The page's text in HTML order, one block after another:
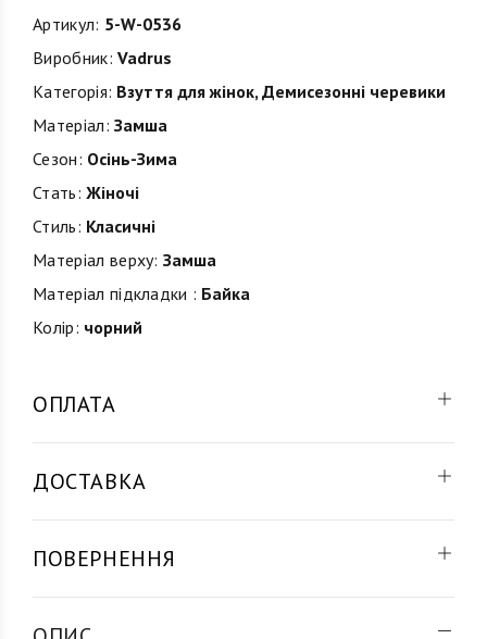
Артикул: 5-W-0536
Виробник: Vadrus
Категорія: Взуття для жінок,Демисезонні черевики
Матеріал: Замша
Сезон: Осінь-Зима
Стать: Жіночі
Стиль: Класичні
Матеріал верху: Замша
Матеріал підкладки : Байка
Колір: чорний
ОПЛАТА
ДОСТАВКА
ПОВЕРНЕННЯ